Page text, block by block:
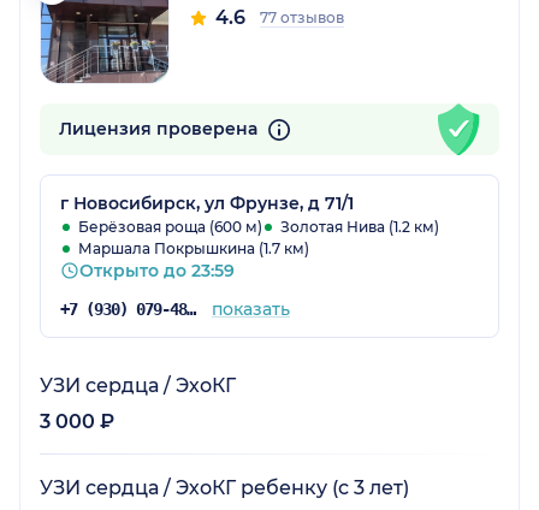
4.6 77 отзывов
Лицензия проверена
г Новосибирск, ул Фрунзе, д 71/1
Берёзовая роща (600 м)
Золотая Нива (1.2 км)
Маршала Покрышкина (1.7 км)
Открыто до 23:59
+7 (930) 079-48-69 показать
УЗИ сердца / ЭхоКГ
3 000 ₽
УЗИ сердца / ЭхоКГ ребенку (с 3 лет)